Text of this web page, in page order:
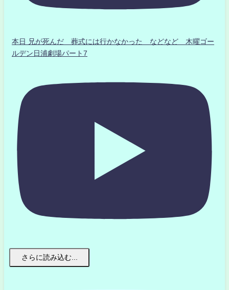
本日 兄が死んだ 葬式には行かなかった などなど 木曜ゴー
ルデン日浦劇場パート7
さらに読み込む...